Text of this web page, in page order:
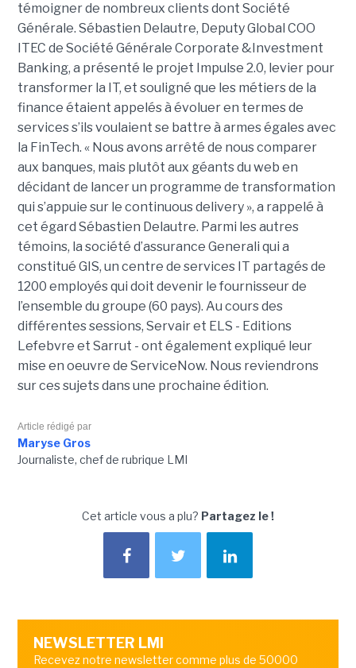
témoigner de nombreux clients dont Société
Générale. Sébastien Delautre, Deputy Global COO
ITEC de Société Générale Corporate &Investment
Banking, a présenté le projet Impulse 2.0, levier pour
transformer la IT, et souligné que les métiers de la
finance étaient appelés à évoluer en termes de
services s’ils voulaient se battre à armes égales avec
la FinTech. « Nous avons arrêté de nous comparer
aux banques, mais plutôt aux géants du web en
décidant de lancer un programme de transformation
qui s’appuie sur le continuous delivery », a rappelé à
cet égard Sébastien Delautre. Parmi les autres
témoins, la société d’assurance Generali qui a
constitué GIS, un centre de services IT partagés de
1200 employés qui doit devenir le fournisseur de
l’ensemble du groupe (60 pays). Au cours des
différentes sessions, Servair et ELS - Editions
Lefebvre et Sarrut - ont également expliqué leur
mise en oeuvre de ServiceNow. Nous reviendrons
sur ces sujets dans une prochaine édition.
Article rédigé par
Maryse Gros
Journaliste, chef de rubrique LMI
Cet article vous a plu? Partagez le !
NEWSLETTER LMI
Recevez notre newsletter comme plus de 50000